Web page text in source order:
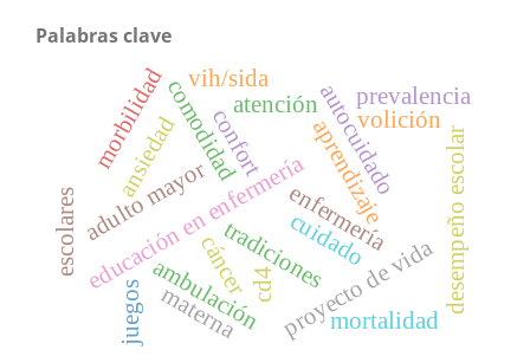
Palabras clave
aprendizaje
autocuidado
educación en enfermeríaenfermería
confort
comodidad
ambulación
cuidado
adulto mayor
tradiciones
juegos proyecto de vida
atención
ansiedad
escolares
vih/sida
mortalidad
cd4 desempeño escolar
cáncer
prevalencia
volición
morbilidad
materna